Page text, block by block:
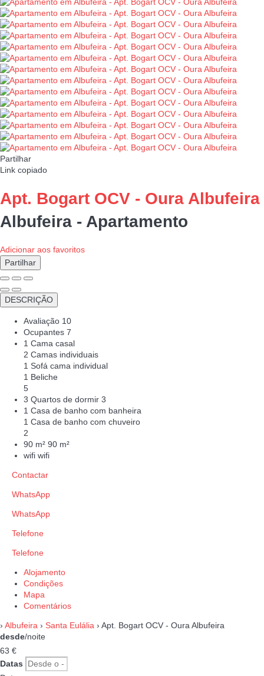
Partilhar
Link copiado
Apt. Bogart OCV - Oura Albufeira
Albufeira - Apartamento
Adicionar aos favoritos
Partilhar
DESCRIÇÃO
Avaliação 10
Ocupantes 7
1 Cama casal
2 Camas individuais
1 Sofá cama individual
1 Beliche
5
3 Quartos de dormir 3
1 Casa de banho com banheira
1 Casa de banho com chuveiro
2
90 m² 90 m²
wifi wifi
Contactar
WhatsApp
WhatsApp
Telefone
Telefone
Alojamento
Condições
Mapa
Comentários
› Albufeira › Santa Eulália › Apt. Bogart OCV - Oura Albufeira
desde/noite
63 €
Datas